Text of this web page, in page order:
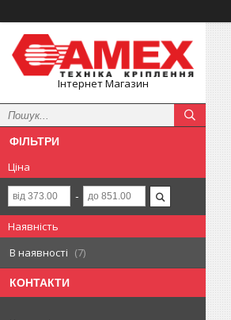
Інтернет Магазин
ФІЛЬТРИ
Ціна
Наявність
В наявності
7
КОНТАКТИ